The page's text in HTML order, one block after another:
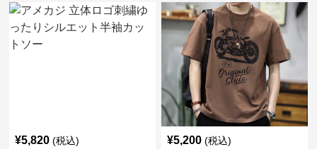
¥5,820 (税込) ¥5,200 (税込)